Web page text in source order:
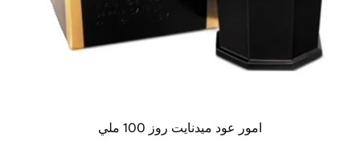
امور عود ميدنايت روز 100 ملي